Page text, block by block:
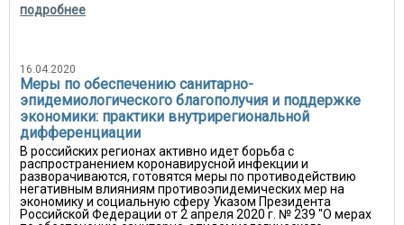
подробнее
16.04.2020
Меры по обеспечению санитарно-
эпидемиологического благополучия и поддержке
экономики: практики внутрирегиональной
дифференциации
В российских регионах активно идет борьба с
распространением коронавирусной инфекции и
разворачиваются, готовятся меры по противодействию
негативным влияниям противоэпидемических мер на
экономику и социальную сферу Указом Президента
Российской Федерации от 2 апреля 2020 г. № 239 "О мерах